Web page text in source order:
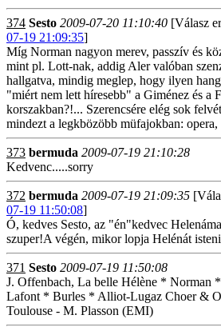
374 Sesto 2009-07-20 11:10:40 [Válasz
07-19 21:09:35]
Míg Norman nagyon merev, passzív és
mint pl. Lott-nak, addig Aler valóban
hallgatva, mindig meglep, hogy ilyen
"miért nem lett híresebb" a Giménez és a
korszakban?!... Szerencsére elég sok
mindezt a legkbözöbb müfajokban:
373 bermuda 2009-07-19 21:10:28
Kedvenc.....sorry
372 bermuda 2009-07-19 21:09:35
07-19 11:50:08]
Ó, kedves Sesto, az "én"kedvec
szuper!A végén, mikor lopja Helénát
371 Sesto 2009-07-19 11:50:08
J. Offenbach, La belle Hélène *
Lafont * Burles * Alliot-Lugaz Choer &
Toulouse - M. Plasson (EMI)